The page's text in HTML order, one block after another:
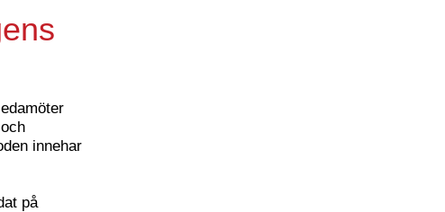
innehar
på